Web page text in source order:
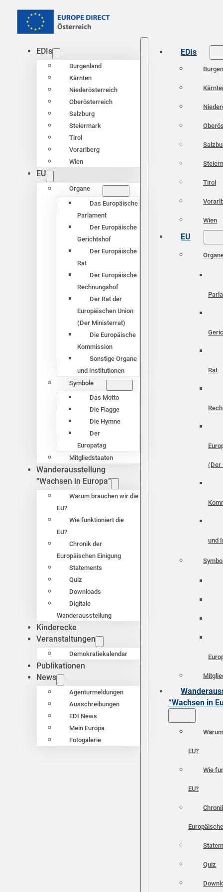
EDIs
Burgenland
Kärnten
Niederösterreich
Oberösterreich
Salzburg
Steiermark
Tirol
Vorarlberg
Wien
EU
Organe
Das Europäische
Parlament
Der Europäische
Gerichtshof
Der Europäische
Rat
Der Europäische
Rechnungshof
Der Rat der
Europäischen Union
(Der Ministerrat)
Die Europäische
Kommission
Sonstige Organe
und Institutionen
Symbole
Das Motto
Die Flagge
Die Hymne
Der
Europatag
Mitgliedstaaten
Wanderausstellung
“Wachsen in Europa”
Warum brauchen wir die
EU?
Wie funktioniert die
EU?
Chronik der
Europäischen Einigung
Statements
Quiz
Downloads
Digitale
Wanderausstellung
Kinderecke
Veranstaltungen
Demokratiekalendar
Publikationen
News
Agenturmeldungen
Ausschreibungen
EDI News
Mein Europa
Fotogalerie
EDIs
Tirol
Wien
EU
Rat
(Der
und
“Wachsen in
EU?
Wie
EU?
Quiz